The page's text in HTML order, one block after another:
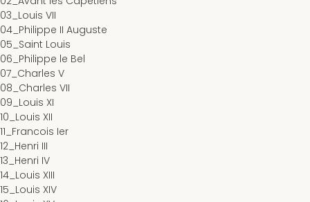
03_Louis VII
04_Philippe II Auguste
05_Saint Louis
06_Philippe le Bel
07_Charles V
08_Charles VII
09_Louis XI
10_Louis XII
11_Francois Ier
12_Henri III
13_Henri IV
14_Louis XIII
15_Louis XIV